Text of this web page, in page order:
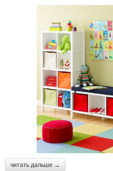
читать дальше →